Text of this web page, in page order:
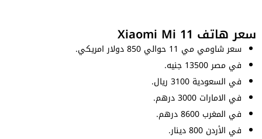
سعر هاتف Xiaomi Mi 11
سعر شاومي مي 11 حوالي 850 دولار امريكي.
في مصر 13500 جنيه.
في السعودية 3100 ريال.
في الامارات 3000 درهم.
في المغرب 8600 درهم.
في الأردن 800 دينار.